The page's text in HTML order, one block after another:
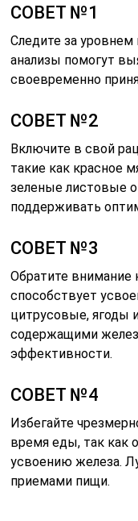
СОВЕТ №1
Следите за уровнем
анализы помогут
своевременно
СОВЕТ №2
Включите в свой
такие как красное
зеленые листовые
поддерживать
СОВЕТ №3
Обратите внимание
способствует
цитрусовые, ягоды
содержащими
эффективности.
СОВЕТ №4
Избегайте
время еды, так как
усвоению железа.
приемами пищи.